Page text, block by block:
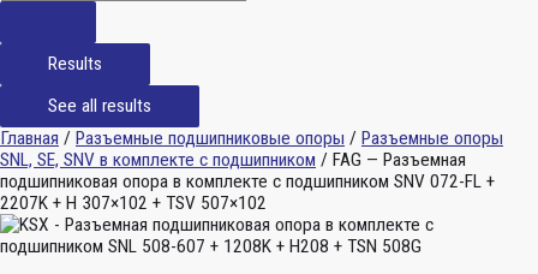
Results
See all results
Главная / Разъемные подшипниковые опоры / Разъемные опоры
SNL, SE, SNV в комплекте с подшипником / FAG — Разъемная
подшипниковая опора в комплекте с подшипником SNV 072-FL +
2207K + H 307×102 + TSV 507×102